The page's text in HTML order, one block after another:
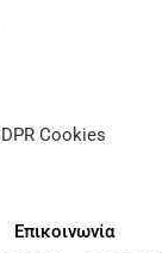
Cookies
Επικοινωνία